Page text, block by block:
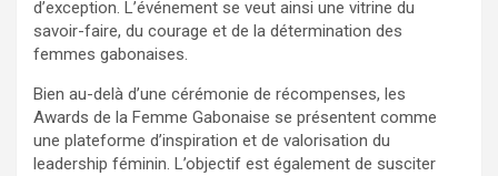
d’exception. L’événement se veut ainsi une vitrine du
savoir-faire, du courage et de la détermination des
femmes gabonaises.
Bien au-delà d’une cérémonie de récompenses, les
Awards de la Femme Gabonaise se présentent comme
une plateforme d’inspiration et de valorisation du
leadership féminin. L’objectif est également de susciter